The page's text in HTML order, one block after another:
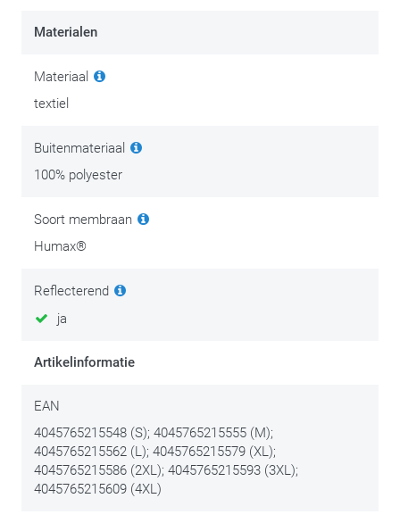
Materialen
Materiaal
textiel
Buitenmateriaal
100% polyester
Soort membraan
Humax®
Reflecterend
ja
Artikelinformatie
EAN
4045765215548 (S); 4045765215555 (M);
4045765215562 (L); 4045765215579 (XL);
4045765215586 (2XL); 4045765215593 (3XL);
4045765215609 (4XL)